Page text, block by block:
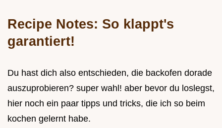
Recipe Notes: So klappt's
garantiert!
Du hast dich also entschieden, die backofen dorade
auszuprobieren? super wahl! aber bevor du loslegst,
hier noch ein paar tipps und tricks, die ich so beim
kochen gelernt habe.